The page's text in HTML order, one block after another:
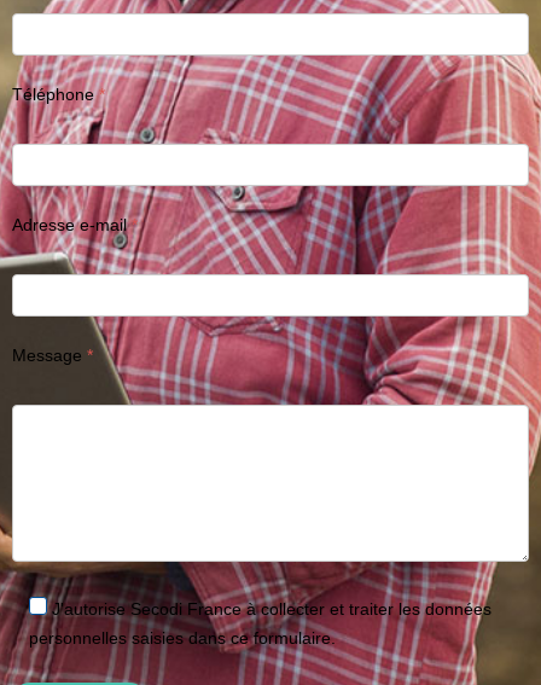
Téléphone
Adresse e-mail
Message
J'autorise Secodi France à collecter et traiter les données
personnelles saisies dans ce formulaire.